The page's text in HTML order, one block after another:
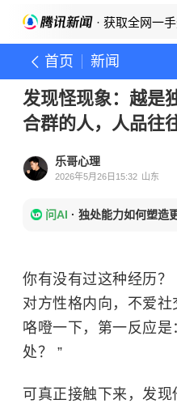
· 获取全网一
首页 新闻
发现怪现象：越是
合群的人，人品往
乐哥心理
2026年5月26日15:32 山东
问AI · 独处能力如何塑造
你有没有过这种经历
对方性格内向，不爱
咯噔一下，第一反应是
处？ ”
可真正接触下来，发